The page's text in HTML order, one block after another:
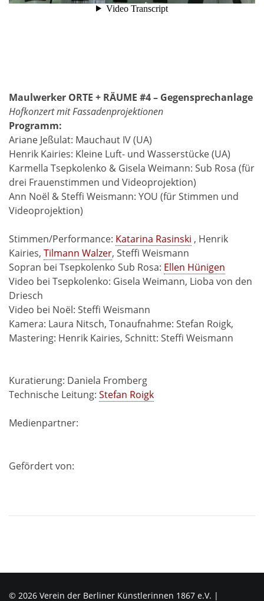
Maulwerker ORTE + RÄUME #4 – Gegensprechanlage
Hofkonzert mit Fassadenprojektionen
Programm:
Ariane Jeßulat: Mauchaut IV (UA)
Henrik Kairies: Kleine Luft- und Wasserstücke (UA)
Karmella Tsepkolenko & Gisela Weimann: Sub Rosa (für
drei Frauenstimmen und Videoprojektion)
Ann Noël & Steffi Weismann: YOU (für Stimmen und
Videoprojektion)
Stimmen/Performance: Katarina Rasinski , Henrik
Kairies, Tilmann Walzer, Steffi Weismann
Sopran bei Tsepkolenko Sub Rosa: Ellen Hünigen
Video bei Tsepkolenko: Gisela Weimann, Lioba von den
Driesch
Video bei Noël: Steffi Weismann
Kamera: Laura Nitsch, Tonaufnahme: Stefan Roigk,
Mastering: Henrik Kairies, Schnitt: Steffi Weismann
Kuratierung: Daniela Fromberg
Technische Leitung: Stefan Roigk
Medienpartner:
Gefördert von:
© 2026 Verein der Berliner Künstlerinnen 1867 e.V. |